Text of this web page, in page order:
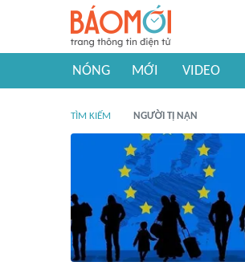
NÓNG MỚI VIDEO
TÌM KIẾM NGƯỜI TỊ NẠN